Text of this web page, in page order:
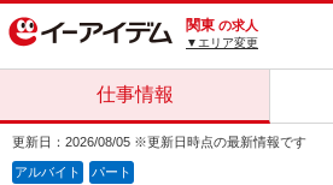
関東 の求人
▼エリア変更
仕事情報
更新日：2026/08/05 ※更新日時点の最新情報です
アルバイト パート